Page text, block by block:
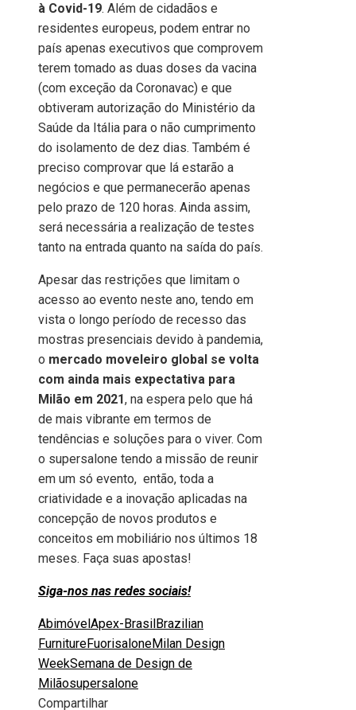
à Covid-19. Além de cidadãos e
residentes europeus, podem entrar no
país apenas executivos que comprovem
terem tomado as duas doses da vacina
(com exceção da Coronavac) e que
obtiveram autorização do Ministério da
Saúde da Itália para o não cumprimento
do isolamento de dez dias. Também é
preciso comprovar que lá estarão a
negócios e que permanecerão apenas
pelo prazo de 120 horas. Ainda assim,
será necessária a realização de testes
tanto na entrada quanto na saída do país.
Apesar das restrições que limitam o
acesso ao evento neste ano, tendo em
vista o longo período de recesso das
mostras presenciais devido à pandemia,
o mercado moveleiro global se volta
com ainda mais expectativa para
Milão em 2021, na espera pelo que há
de mais vibrante em termos de
tendências e soluções para o viver. Com
o supersalone tendo a missão de reunir
em um só evento, então, toda a
criatividade e a inovação aplicadas na
concepção de novos produtos e
conceitos em mobiliário nos últimos 18
meses. Faça suas apostas!
Siga-nos nas redes sociais!
Abimóvel Apex-Brasil Brazilian
FurnitureFuorisaloneMilan Design
WeekSemana de Design de
Milãosupersalone
Compartilhar